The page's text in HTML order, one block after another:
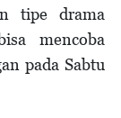
tipe drama
mencoba
pada Sabtu